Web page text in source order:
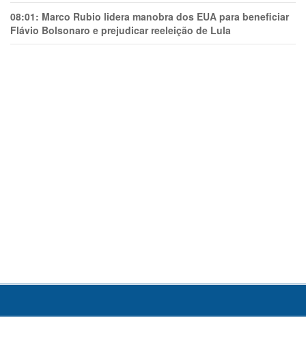
08:01: Marco Rubio lidera manobra dos EUA para beneficiar
Flávio Bolsonaro e prejudicar reeleição de Lula